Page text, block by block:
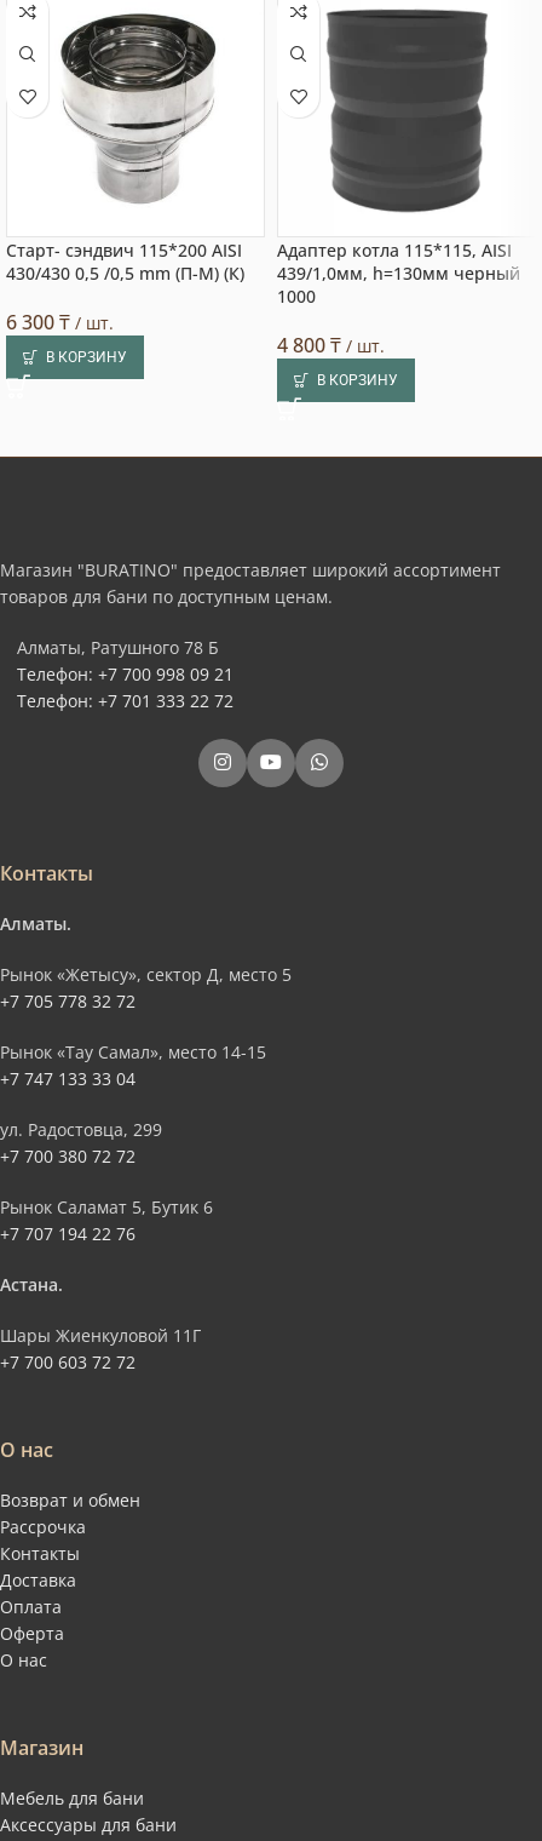
Старт- сэндвич 115*200 AISI
430/430 0,5 /0,5 mm (П-М) (К)
6 300₸ / шт.
В КОРЗИНУ
Адаптер котла 115*115, AISI
439/1,0мм, h=130мм черный
1000
4 800₸ / шт.
В КОРЗИНУ
Магазин "BURATINO" предоставляет широкий ассортимент
товаров для бани по доступным ценам.
Алматы, Ратушного 78 Б
Телефон: +7 700 998 09 21
Телефон: +7 701 333 22 72
Контакты
Алматы.
Рынок «Жетысу», сектор Д, место 5
+7 705 778 32 72
Рынок «Тау Самал», место 14-15
+7 747 133 33 04
ул. Радостовца, 299
+7 700 380 72 72
Рынок Саламат 5, Бутик 6
+7 707 194 22 76
Астана.
Шары Жиенкуловой 11Г
+7 700 603 72 72
О нас
Возврат и обмен
Рассрочка
Контакты
Доставка
Оплата
Оферта
О нас
Магазин
Мебель для бани
Аксессуары для бани